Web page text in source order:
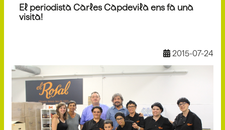
El periodista Carles Capdevila ens fa una
visita!
2015-07-24